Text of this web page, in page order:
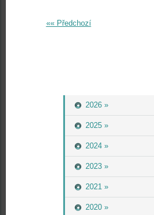
2026 »
2025 »
2024 »
2023 »
2021 »
2020 »
«« Předchozí